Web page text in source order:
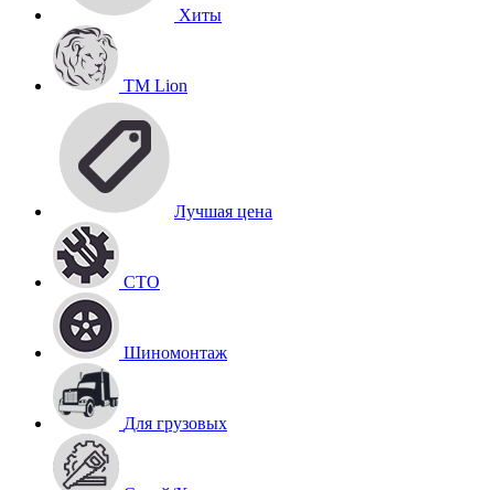
Хиты
TM Lion
Лучшая цена
СТО
Шиномонтаж
Для грузовых